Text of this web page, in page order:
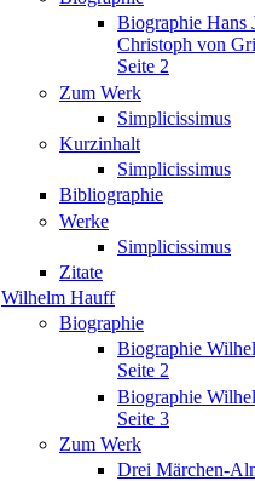
Biographie Hans
Christoph von
Seite 2
Zum Werk
Simplicissimus
Kurzinhalt
Simplicissimus
Bibliographie
Werke
Simplicissimus
Zitate
Wilhelm Hauff
Biographie
Biographie
Seite 2
Biographie
Seite 3
Zum Werk
Drei Märchen-